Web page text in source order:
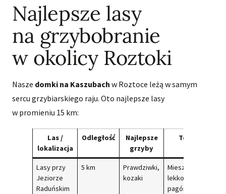
Najlepsze lasy
na grzybobranie
w okolicy Roztoki
Nasze domki na Kaszubach w Roztoce leżą w samym
sercu grzybiarskiego raju. Oto najlepsze lasy
w promieniu 15 km:
Las /
lokalizacja
Odległość
Najlepsze
grzyby
Teren
Lasy przy
Jeziorze
Raduńskim
5 km
Prawdziwki,
kozaki
Mieszany,
lekko
pagórkowaty